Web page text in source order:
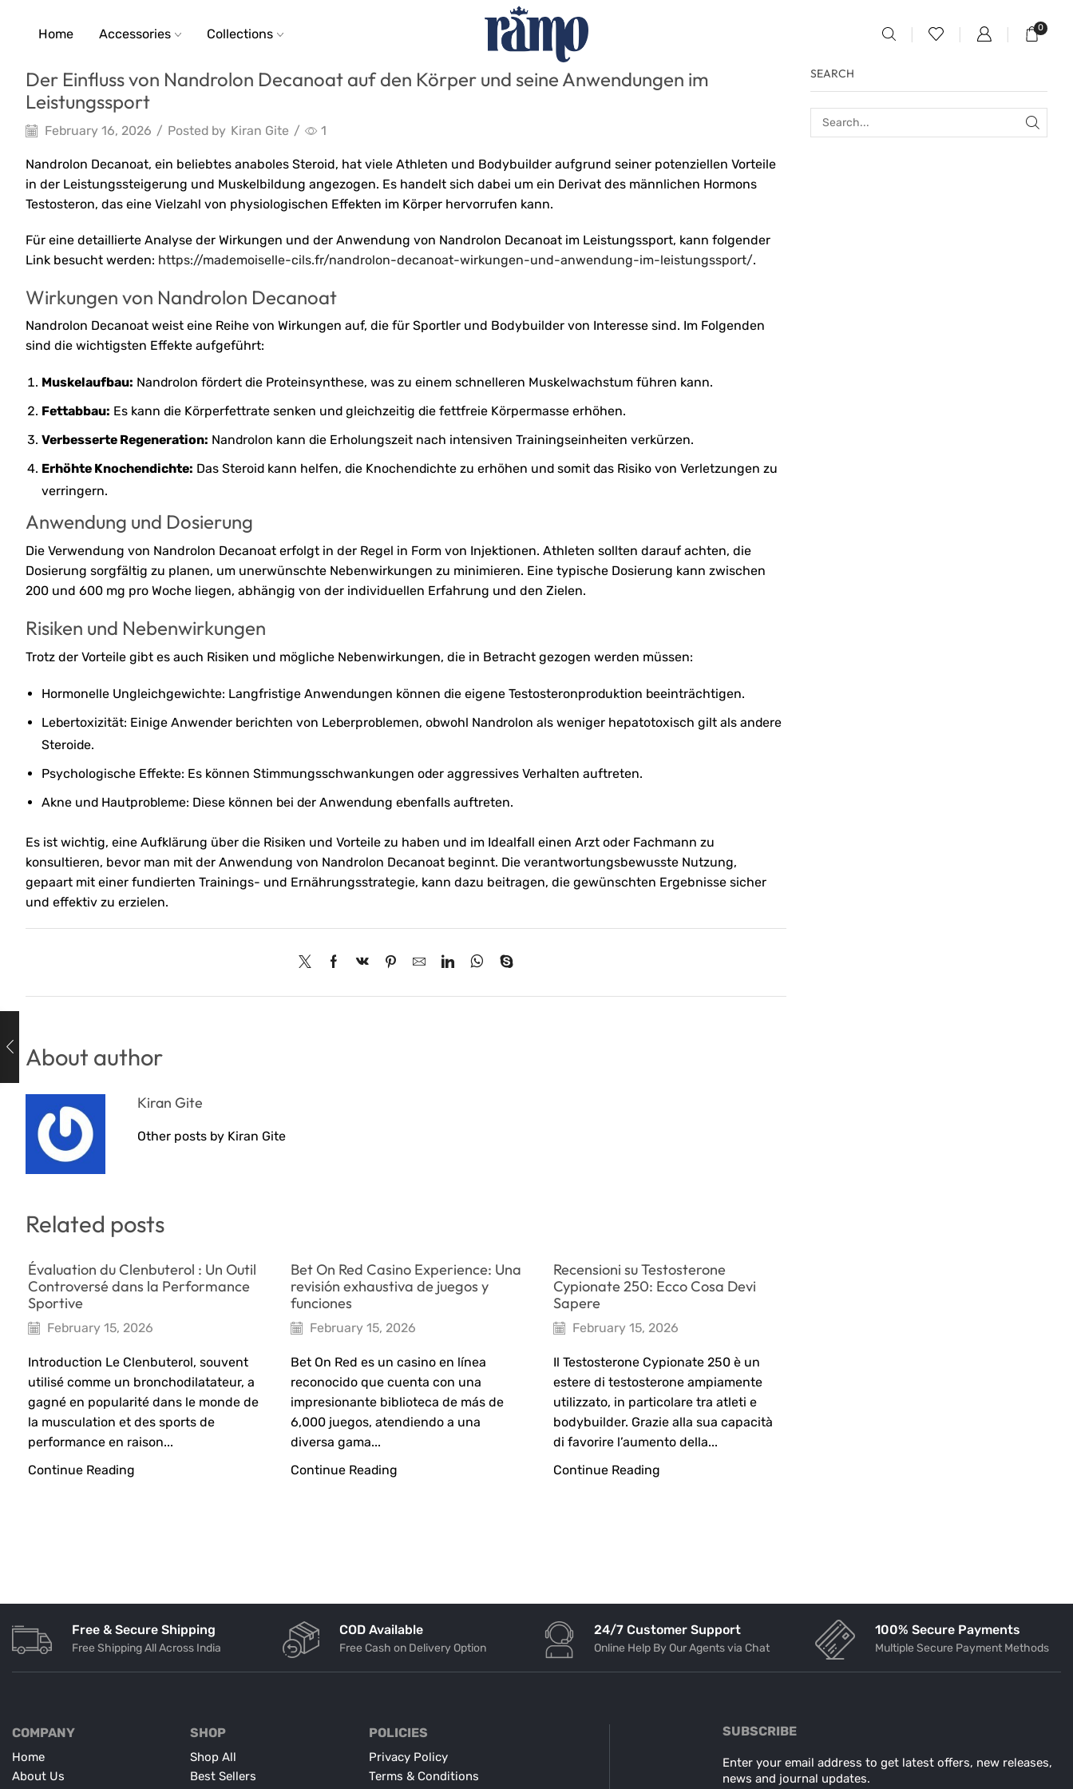
Home Accessories Collections 0
Der Einfluss von Nandrolon Decanoat auf den Körper und seine Anwendungen im
Leistungssport
February 16, 2026 / Posted by Kiran Gite / 1
Nandrolon Decanoat, ein beliebtes anaboles Steroid, hat viele Athleten und Bodybuilder aufgrund seiner potenziellen Vorteile
in der Leistungssteigerung und Muskelbildung angezogen. Es handelt sich dabei um ein Derivat des männlichen Hormons
Testosteron, das eine Vielzahl von physiologischen Effekten im Körper hervorrufen kann.
Für eine detaillierte Analyse der Wirkungen und der Anwendung von Nandrolon Decanoat im Leistungssport, kann folgender
Link besucht werden: https://mademoiselle-cils.fr/nandrolon-decanoat-wirkungen-und-anwendung-im-leistungssport/.
Wirkungen von Nandrolon Decanoat
Nandrolon Decanoat weist eine Reihe von Wirkungen auf, die für Sportler und Bodybuilder von Interesse sind. Im Folgenden
sind die wichtigsten Effekte aufgeführt:
Muskelaufbau: Nandrolon fördert die Proteinsynthese, was zu einem schnelleren Muskelwachstum führen kann.
Fettabbau: Es kann die Körperfettrate senken und gleichzeitig die fettfreie Körpermasse erhöhen.
Verbesserte Regeneration: Nandrolon kann die Erholungszeit nach intensiven Trainingseinheiten verkürzen.
Erhöhte Knochendichte: Das Steroid kann helfen, die Knochendichte zu erhöhen und somit das Risiko von Verletzungen zu
verringern.
Anwendung und Dosierung
Die Verwendung von Nandrolon Decanoat erfolgt in der Regel in Form von Injektionen. Athleten sollten darauf achten, die
Dosierung sorgfältig zu planen, um unerwünschte Nebenwirkungen zu minimieren. Eine typische Dosierung kann zwischen
200 und 600 mg pro Woche liegen, abhängig von der individuellen Erfahrung und den Zielen.
Risiken und Nebenwirkungen
Trotz der Vorteile gibt es auch Risiken und mögliche Nebenwirkungen, die in Betracht gezogen werden müssen:
Hormonelle Ungleichgewichte: Langfristige Anwendungen können die eigene Testosteronproduktion beeinträchtigen.
Lebertoxizität: Einige Anwender berichten von Leberproblemen, obwohl Nandrolon als weniger hepatotoxisch gilt als andere
Steroide.
Psychologische Effekte: Es können Stimmungsschwankungen oder aggressives Verhalten auftreten.
Akne und Hautprobleme: Diese können bei der Anwendung ebenfalls auftreten.
Es ist wichtig, eine Aufklärung über die Risiken und Vorteile zu haben und im Idealfall einen Arzt oder Fachmann zu
konsultieren, bevor man mit der Anwendung von Nandrolon Decanoat beginnt. Die verantwortungsbewusste Nutzung,
gepaart mit einer fundierten Trainings- und Ernährungsstrategie, kann dazu beitragen, die gewünschten Ergebnisse sicher
und effektiv zu erzielen.
About author
Kiran Gite
Other posts by Kiran Gite
Related posts
Évaluation du Clenbuterol : Un Outil
Controversé dans la Performance
Sportive
February 15, 2026
Introduction Le Clenbuterol, souvent
utilisé comme un bronchodilatateur, a
gagné en popularité dans le monde de
la musculation et des sports de
performance en raison...
Continue Reading
Bet On Red Casino Experience: Una
revisión exhaustiva de juegos y
funciones
February 15, 2026
Bet On Red es un casino en línea
reconocido que cuenta con una
impresionante biblioteca de más de
6,000 juegos, atendiendo a una
diversa gama...
Continue Reading
Recensioni su Testosterone
Cypionate 250: Ecco Cosa Devi
Sapere
February 15, 2026
Il Testosterone Cypionate 250 è un
estere di testosterone ampiamente
utilizzato, in particolare tra atleti e
bodybuilder. Grazie alla sua capacità
di favorire l’aumento della...
Continue Reading
SEARCH
Free & Secure Shipping
Free Shipping All Across India
COD Available
Free Cash on Delivery Option
24/7 Customer Support
Online Help By Our Agents via Chat
100% Secure Payments
Multiple Secure Payment Methods
COMPANY
Home
About Us
SHOP
Shop All
Best Sellers
POLICIES
Privacy Policy
Terms & Conditions
SUBSCRIBE
Enter your email address to get latest offers, new releases,
news and journal updates.